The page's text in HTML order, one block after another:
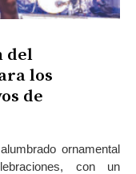
del
los
de
ornamental
con un